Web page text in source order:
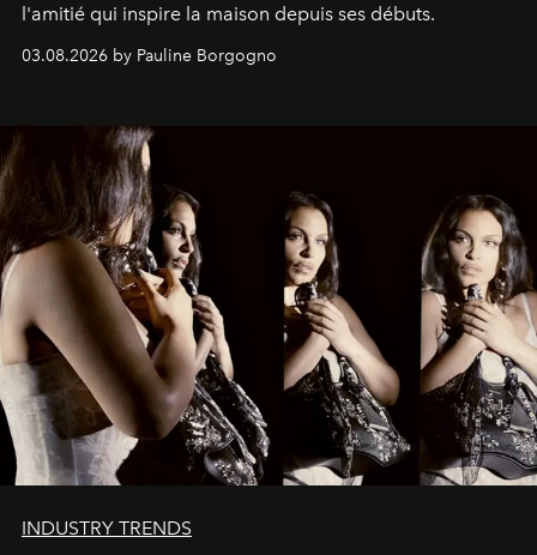
l'amitié qui inspire la maison depuis ses débuts.
03.08.2026 by Pauline Borgogno
INDUSTRY TRENDS